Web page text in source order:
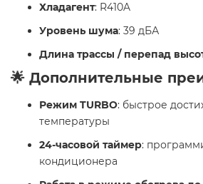
Хладагент: R410A
Уровень шума: 39 дБА
Длина трассы / перепад
🌟 Дополнительные
Режим TURBO: быстрое
температуры
24-часовой таймер:
кондиционера